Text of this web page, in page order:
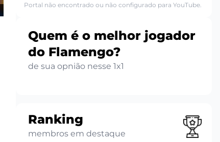
Portal não encontrado ou não configurado para YouTube.
Quem é o melhor jogador
do Flamengo?
de sua opnião nesse 1x1
Ranking
membros em destaque